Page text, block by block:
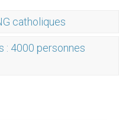
catholiques
: 4000 personnes